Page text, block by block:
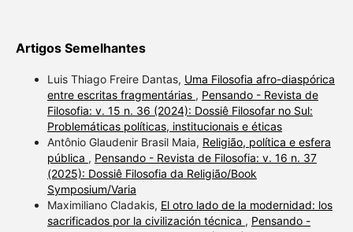
Artigos Semelhantes
Luis Thiago Freire Dantas, Uma Filosofia afro-diaspórica
entre escritas fragmentárias , Pensando - Revista de
Filosofia: v. 15 n. 36 (2024): Dossiê Filosofar no Sul:
Problemáticas políticas, institucionais e éticas
Antônio Glaudenir Brasil Maia, Religião, política e esfera
pública , Pensando - Revista de Filosofia: v. 16 n. 37
(2025): Dossiê Filosofia da Religião/Book
Symposium/Varia
Maximiliano Cladakis, El otro lado de la modernidad: los
sacrificados por la civilización técnica , Pensando -